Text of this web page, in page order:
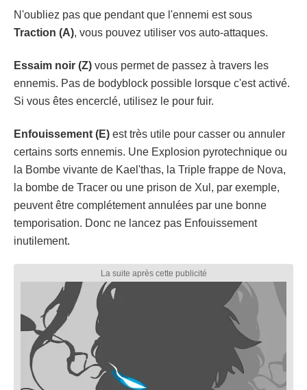
N'oubliez pas que pendant que l'ennemi est sous
Traction (A), vous pouvez utiliser vos auto-attaques.
Essaim noir (Z) vous permet de passez à travers les
ennemis. Pas de bodyblock possible lorsque c'est activé.
Si vous êtes encerclé, utilisez le pour fuir.
Enfouissement (E) est très utile pour casser ou annuler
certains sorts ennemis. Une Explosion pyrotechnique ou
la Bombe vivante de Kael'thas, la Triple frappe de Nova,
la bombe de Tracer ou une prison de Xul, par exemple,
peuvent être complétement annulées par une bonne
temporisation. Donc ne lancez pas Enfouissement
inutilement.